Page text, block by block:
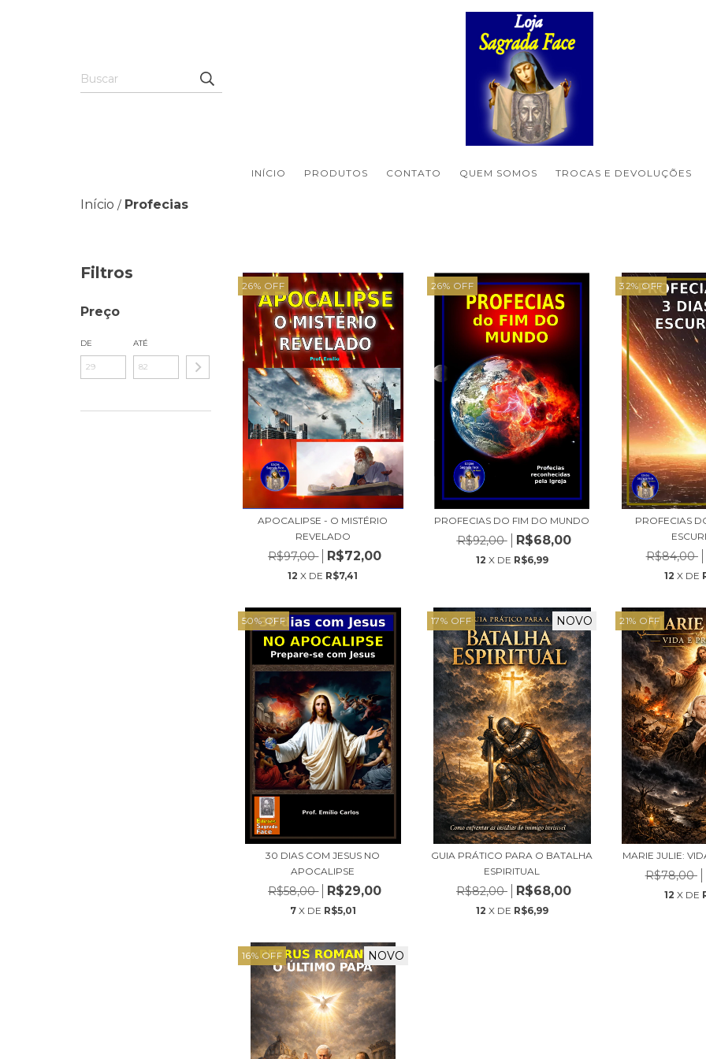
INÍCIO PRODUTOS CONTATO QUEM SOMOS TROCAS E DEVOLUÇÕES
Início / Profecias
Filtros
Preço
DE ATÉ
26% OFF
APOCALIPSE - O MISTÉRIO
REVELADO
R$97,00 R$72,00
12 X DE R$7,41
26% OFF
PROFECIAS DO FIM DO MUNDO
R$92,00 R$68,00
12 X DE R$6,99
32%OFF
PROFECIAS
R$84,00
12 X DE
50%OFF
30 DIAS COM JESUS NO
APOCALIPSE
R$58,00 R$29,00
7 X DE R$5,01
17% OFF NOVO
GUIA PRÁTICO PARA O BATALHA
ESPIRITUAL
R$82,00 R$68,00
12 X DE R$6,99
21% OFF
MARIE JULIE:
R$78,00
12 X DE
16% OFF NOVO